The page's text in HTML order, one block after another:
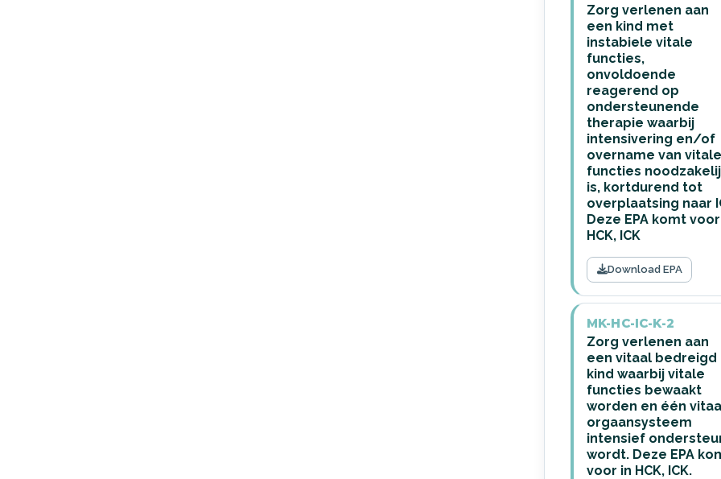
Zorg verlenen aan
een kind met
instabiele vitale
functies,
onvoldoende
reagerend op
ondersteunende
therapie waarbij
intensivering en/of
overname van vitale
functies
is, kortdurend tot
overplaatsing naar
Deze EPA komt
HCK, ICK
Download EPA
MK-HC-IC-K-2
Zorg verlenen aan
een vitaal bedreigd
kind waarbij vitale
functies bewaakt
worden en één
orgaansysteem
intensief
wordt. Deze EPA
voor in HCK, ICK.